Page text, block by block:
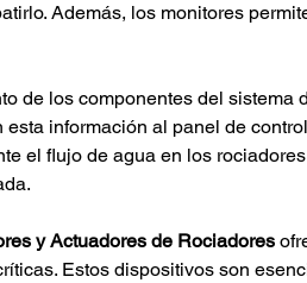
Además, los monitores
de los componentes del
información al panel de
el flujo de agua en los
y Actuadores de Rociadores
Estos dispositivos son